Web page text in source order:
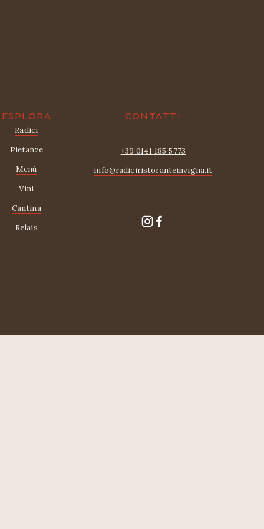
CONTATTI
+39 0141 185 5773
info@radiciristoranteinvigna.it
ESPLORA
Radici
Pietanze
Menù
Vini
Cantina
Relais